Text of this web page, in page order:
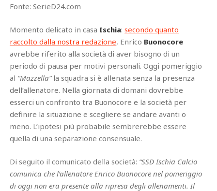
Fonte: SerieD24.com
Momento delicato in casa Ischia: secondo quanto
raccolto dalla nostra redazione, Enrico Buonocore
avrebbe riferito alla società di aver bisogno di un
periodo di pausa per motivi personali. Oggi pomeriggio
al “Mazzella”la squadra si è allenata senza la presenza
dell’allenatore. Nella giornata di domani dovrebbe
esserci un confronto tra Buonocore e la società per
definire la situazione e scegliere se andare avanti o
meno. L’ipotesi più probabile sembrerebbe essere
quella di una separazione consensuale.
Di seguito il comunicato della società: “SSD Ischia Calcio
comunica che l’allenatore Enrico Buonocore nel pomeriggio
di oggi non era presente alla ripresa degli allenamenti. Il